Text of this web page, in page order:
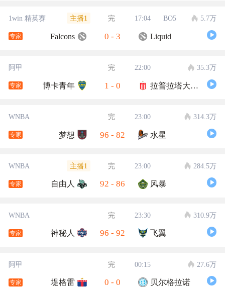
1win 精英赛 主播1 完 17:04 BO5 5.7万
专家 Falcons 0 - 3 Liquid
阿甲 完 22:00 35.3万
专家 博卡青年 1 - 0 拉普拉塔大学生
WNBA 完 23:00 314.3万
专家 梦想 96 - 82 水星
WNBA 主播1 完 23:00 284.5万
专家 自由人 92 - 86 风暴
WNBA 完 23:30 310.9万
专家 神秘人 96 - 92 飞翼
阿甲 完 00:15 27.6万
专家 堤格雷 0 - 0 贝尔格拉诺